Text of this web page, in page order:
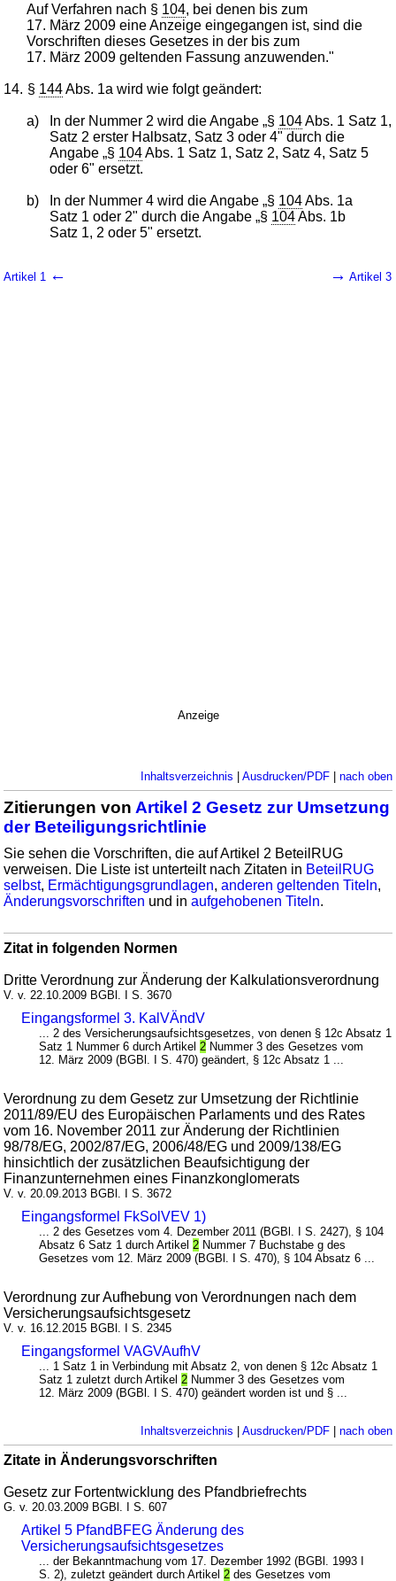
Auf Verfahren nach § 104, bei denen bis zum
17. März 2009 eine Anzeige eingegangen ist, sind die
Vorschriften dieses Gesetzes in der bis zum
17. März 2009 geltenden Fassung anzuwenden."
14. § 144Abs. 1a wird wie folgt geändert:
a) In der Nummer 2 wird die Angabe „§ 104Abs. 1 Satz 1,
Satz 2 erster Halbsatz, Satz 3 oder 4" durch die
Angabe „§ 104Abs. 1 Satz 1, Satz 2, Satz 4, Satz 5
oder 6" ersetzt.
b) In der Nummer 4 wird die Angabe „§ 104Abs. 1a
Satz 1 oder 2" durch die Angabe „§ 104Abs. 1b
Satz 1, 2 oder 5" ersetzt.
Artikel 1 ← → Artikel 3
Anzeige
Inhaltsverzeichnis | Ausdrucken/PDF| nach oben
Zitierungen von Artikel 2 Gesetz zur Umsetzung
der Beteiligungsrichtlinie
Sie sehen die Vorschriften, die auf Artikel 2 BeteilRUG
verweisen. Die Liste ist unterteilt nach Zitaten in BeteilRUG
selbst, Ermächtigungsgrundlagen,anderen geltenden Titeln,
Änderungsvorschriften und inaufgehobenen Titeln.
Zitat in folgenden Normen
Dritte Verordnung zur Änderung der Kalkulationsverordnung
V. v. 22.10.2009 BGBl. I S. 3670
Eingangsformel 3. KalVÄndV
... 2 des Versicherungsaufsichtsgesetzes, von denen § 12c Absatz 1
Satz 1 Nummer 6 durch Artikel 2 Nummer 3 des Gesetzes vom
12. März 2009 (BGBl. I S. 470) geändert, § 12c Absatz 1 ...
Verordnung zu dem Gesetz zur Umsetzung der Richtlinie
2011/89/EU des Europäischen Parlaments und des Rates
vom 16. November 2011 zur Änderung der Richtlinien
98/78/EG, 2002/87/EG, 2006/48/EG und 2009/138/EG
hinsichtlich der zusätzlichen Beaufsichtigung der
Finanzunternehmen eines Finanzkonglomerats
V. v. 20.09.2013 BGBl. I S. 3672
Eingangsformel FkSolVEV 1)
... 2 des Gesetzes vom 4. Dezember 2011 (BGBl. I S. 2427), § 104
Absatz 6 Satz 1 durch Artikel 2 Nummer 7 Buchstabe g des
Gesetzes vom 12. März 2009 (BGBl. I S. 470), § 104 Absatz 6 ...
Verordnung zur Aufhebung von Verordnungen nach dem
Versicherungsaufsichtsgesetz
V. v. 16.12.2015 BGBl. I S. 2345
Eingangsformel VAGVAufhV
... 1 Satz 1 in Verbindung mit Absatz 2, von denen § 12c Absatz 1
Satz 1 zuletzt durch Artikel 2 Nummer 3 des Gesetzes vom
12. März 2009 (BGBl. I S. 470) geändert worden ist und § ...
Inhaltsverzeichnis | Ausdrucken/PDF| nach oben
Zitate in Änderungsvorschriften
Gesetz zur Fortentwicklung des Pfandbriefrechts
G. v. 20.03.2009 BGBl. I S. 607
Artikel 5 PfandBFEG Änderung des
Versicherungsaufsichtsgesetzes
... der Bekanntmachung vom 17. Dezember 1992 (BGBl. 1993 I
S. 2), zuletzt geändert durch Artikel 2 des Gesetzes vom